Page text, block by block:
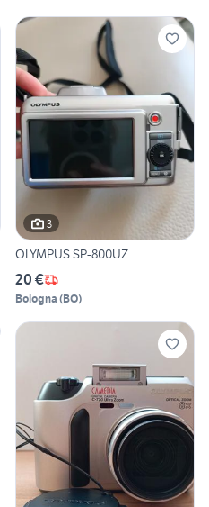
3
OLYMPUS SP-800UZ
20 €
Bologna (BO)